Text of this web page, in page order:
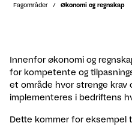
Fagområder Økonomi og regnskap
Innenfor økonomi og
for kompetente og
et område hvor strenge krav
implementeres i bedriftens
Dette kommer for eksempel